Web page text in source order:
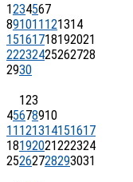
1234567
891011121314
15161718192021
22232425262728
2930
123
45678910
11121314151617
18192021222324
25262728293031